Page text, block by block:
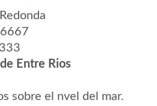
Entre Rios
sobre el nvel del mar.